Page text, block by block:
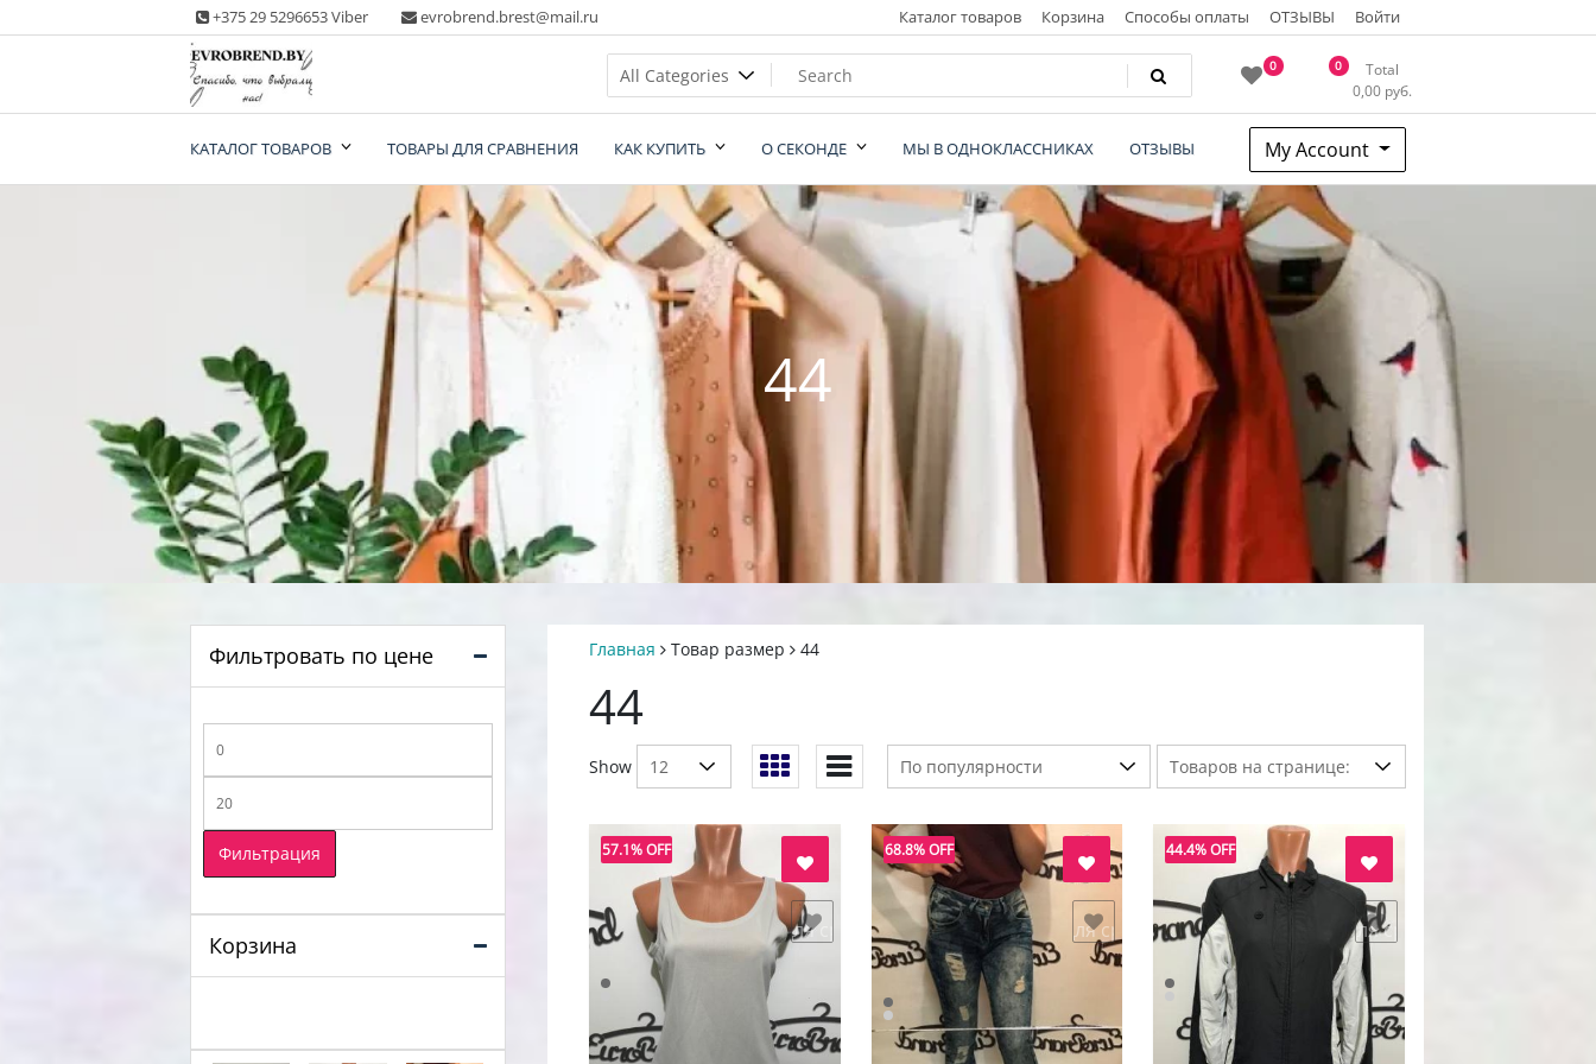
to
+375 29 5296653 Viber evrobrend.brest@mail.ru Каталог товаров Корзина Способы оплаты ОТЗЫВЫ Войти
Интернет-магазин
одежды second hand
0 0
Total
0,00 руб.
КАТАЛОГ ТОВАРОВ ТОВАРЫ ДЛЯ СРАВНЕНИЯ КАК КУПИТЬ О СЕКОНДЕ МЫ В ОДНОКЛАССНИКАХ ОТЗЫВЫ My Account
44
Главная Товар размер 44
44
Show
57.1% OFF
добавить в "нравится" для сравнения
68.8% OFF
добавить в "нравится" для сравнения
44.4% OFF
добавить в "нравится" для сравнения
Фильтровать по цене
цена
цена
Фильтрация
Корзина